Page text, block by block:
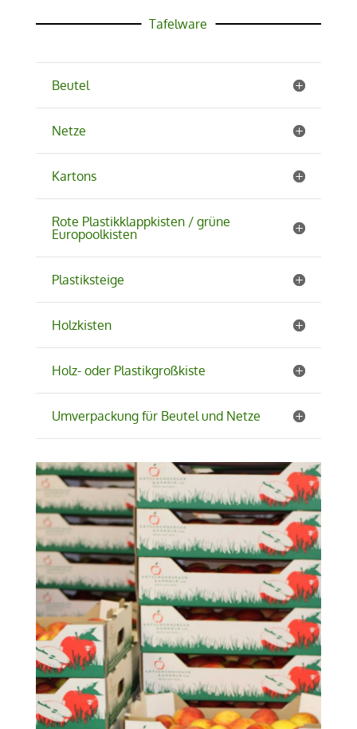
Tafelware
Beutel
Netze
Kartons
Rote Plastikklappkisten / grüne
Europoolkisten
Plastiksteige
Holzkisten
Holz- oder Plastikgroßkiste
Umverpackung für Beutel und Netze